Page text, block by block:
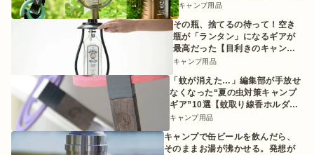
キャンプ用品
その瓶、捨てるの待って！空き
瓶が「ランタン」になるギアが
最高だった【目利きのキャンプ
ギア】
キャンプ用品
「蚊が消えた…」編集部が手放せ
なくなった“夏の虫対策キャンプ
ギア”10選【蚊取り線香ホルダー
etc.】
キャンプ用品
キャンプで缶ビールを飲んだら、
そのままお湯が沸かせる。発想が